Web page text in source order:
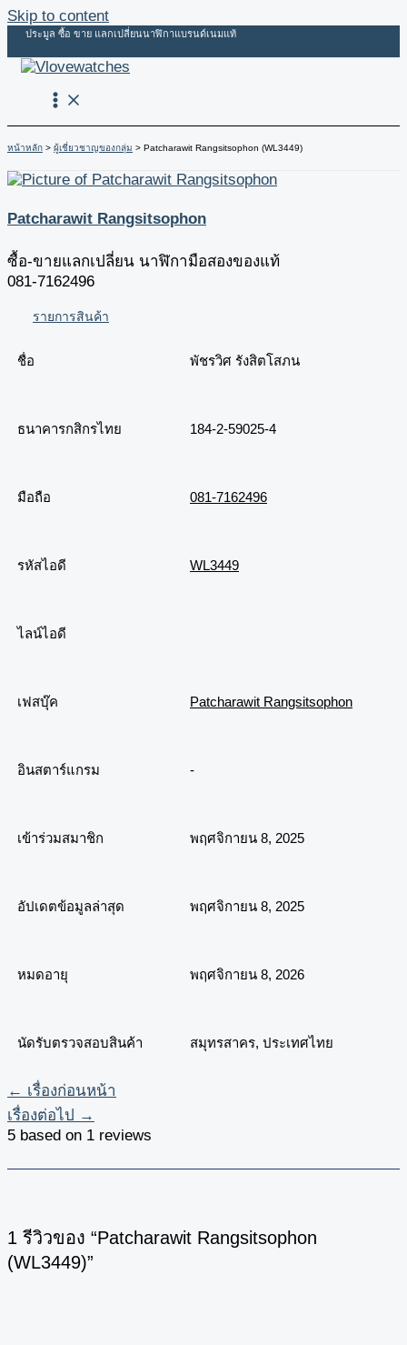
Skip to content
ประมูล ซื้อ ขาย แลกเปลี่ยนนาฬิกาแบรนด์เนมแท้
หน้าหลัก ผู้เชี่ยวชาญของกลุ่ม Patcharawit Rangsitsophon (WL3449)
Patcharawit Rangsitsophon
ซื้อ-ขายแลกเปลี่ยน นาฬิกามือสองของแท้
081-7162496
รายการสินค้า
ชื่อ พัชรวิศ รังสิตโสภน
ธนาคารกสิกรไทย 184-2-59025-4
มือถือ 081-7162496
รหัสไอดี WL3449
ไลน์ไอดี
เฟสบุ๊ค Patcharawit Rangsitsophon
อินสตาร์แกรม -
เข้าร่วมสมาชิก พฤศจิกายน 8, 2025
อัปเดตข้อมูลล่าสุด พฤศจิกายน 8, 2025
หมดอายุ พฤศจิกายน 8, 2026
นัดรับตรวจสอบสินค้า สมุทรสาคร, ประเทศไทย
← เรื่องก่อนหน้า
เรื่องต่อไป →
5 based on 1 reviews
1 รีวิวของ “Patcharawit Rangsitsophon
(WL3449)”